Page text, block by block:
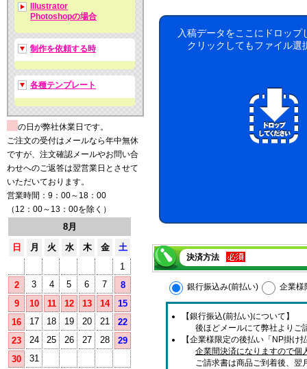
Illustrator
Photoshopの場合
制作を依頼する時
各種テンプレート
の日が弊社休業日です。
ご注文の受付はメールなら年中無休
ですが、注文確認メールやお問い合
わせへのご返答は翌営業日とさせて
いただいております。
営業時間：9：00～18：00
（12：00～13：00を除く）
8月
日
月 火 水 木 金
土
1
2
3 4 5 6 7
8
9
10 11 12 13 14
15
16
17 18 19 20 21
22
23
24 25 26 27 28
29
30
31
入稿データをここにドロップ
クリックしてもファイル選
決済方法
銀行振込み(前払い) 企業様
【銀行振込(前払い)について】
後ほどメールにて弊社よりご
【企業様限定の後払い「NP掛け
企業間決済になりますので個
ご請求書は商品ご到着後、翌